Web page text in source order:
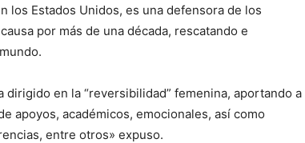
los Estados Unidos, es una defensora de los
por más de una década, rescatando e
en la “reversibilidad” femenina, aportando a
apoyos, académicos, emocionales, así como
entre otros» expuso.